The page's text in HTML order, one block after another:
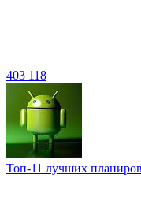
403 118
Топ-11 лучших